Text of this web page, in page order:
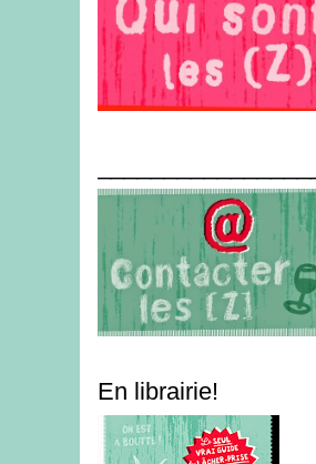
En librairie!